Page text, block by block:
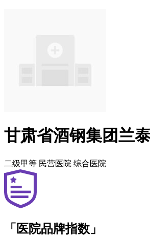
甘肃省酒钢集团兰
二级甲等 民营医院 综合医院
「医院品牌指数」